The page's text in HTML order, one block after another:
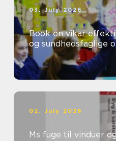
03. July 2026
Book en vikar
og sundhedsfaglige
02. July 2026
Ms fuge til vinduer